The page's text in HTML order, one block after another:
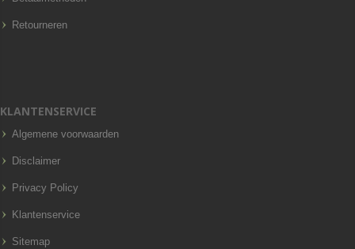
Retourneren
KLANTENSERVICE
Algemene voorwaarden
Disclaimer
Privacy Policy
Klantenservice
Sitemap